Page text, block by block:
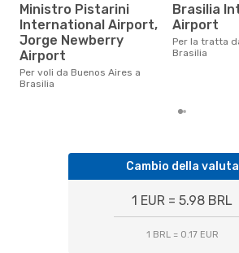
Ministro Pistarini
International Airport,
Jorge Newberry
Airport
Per voli da Buenos Aires a
Brasilia
Brasilia International
Airport
Per la tratta da Buenos Aires a
Brasilia
Cambio della valuta
1 EUR = 5.98 BRL
1 BRL = 0.17 EUR